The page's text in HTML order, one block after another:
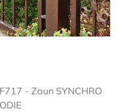
- Zaun SYNCHRO